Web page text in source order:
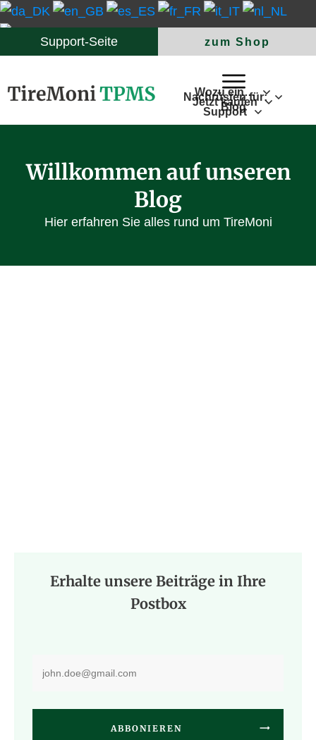
Support-Seite zum Shop
Wozu ein…
Nachrüsten für:
Jetzt kaufen
Blog
Support
Willkommen auf unseren
Blog
Hier erfahren Sie alles rund um TireMoni
Erhalte unsere Beiträge in Ihre
Postbox
ABBONIEREN